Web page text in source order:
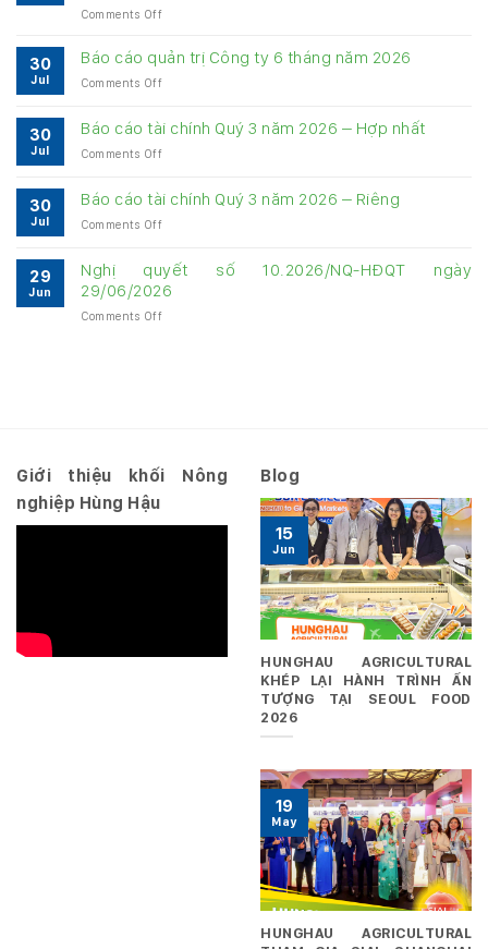
Comments Offon
cung
cấp
về
ty
2026
30
Jul
Báo cáo quản trị Công ty 6 tháng năm 2026
Comments Offon
quản
trị
ty
2026
30
Jul
Báo cáo tài chính Quý 3 năm 2026 – Hợp nhất
Comments Offon
tài
chính
năm
2026
30
Jul
Báo cáo tài chính Quý 3 năm 2026 – Riêng
Comments Offon
cáo
tài
chính
Quý
29
Jun
Nghị quyết số 10.2026/NQ-HĐQT ngày
29/06/2026
Comments Offon
Giới thiệu khối Nông
nghiệp Hùng Hậu
Blog
HUNGHAU AGRICULTURAL
KHÉP LẠI HÀNH TRÌNH ẤN
TƯỢNG TẠI SEOUL FOOD
2026
15
Jun
HUNGHAU AGRICULTURAL
19
May